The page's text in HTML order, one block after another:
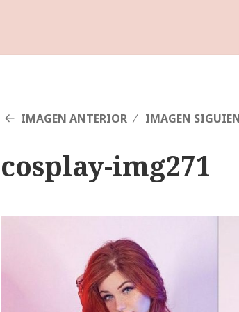
IMAGEN ANTERIOR IMAGEN
cosplay-img271